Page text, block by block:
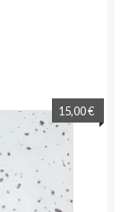
15,00€